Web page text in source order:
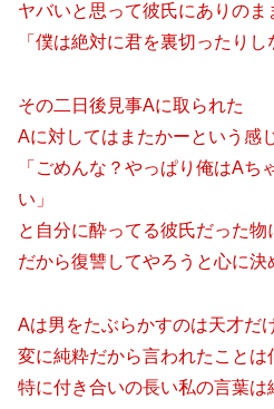
ヤバいと思って彼氏にありのま
「僕は絶対に君を裏切ったり
その二日後見事Aに取られた
Aに対してはまたかーという感
「ごめんな？やっぱり俺はAち
い」
と自分に酔ってる彼氏だった物
だから復讐してやろうと心に決
Aは男をたぶらかすのは天才だ
変に純粋だから言われたことは
特に付き合いの長い私の言葉は